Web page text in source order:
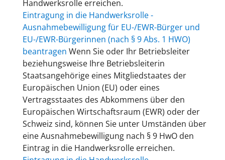
Handwerksrolle erreichen.
Eintragung in die Handwerksrolle -
Ausnahmebewilligung für EU-/EWR-Bürger und
EU-/EWR-Bürgerinnen (nach § 9 Abs. 1 HWO)
beantragen Wenn Sie oder Ihr Betriebsleiter
beziehungsweise Ihre Betriebsleiterin
Staatsangehörige eines Mitgliedstaates der
Europäischen Union (EU) oder eines
Vertragsstaates des Abkommens über den
Europäischen Wirtschaftsraum (EWR) oder der
Schweiz sind, können Sie unter Umständen über
eine Ausnahmebewilligung nach § 9 HwO den
Eintrag in die Handwerksrolle erreichen.